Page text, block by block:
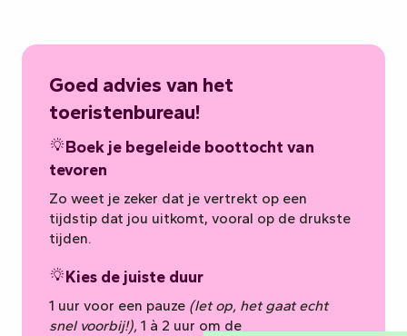
Goed advies van het
toeristenbureau!
Boek je begeleide boottocht van
tevoren
Zo weet je zeker dat je vertrekt op een
tijdstip dat jou uitkomt, vooral op de drukste
tijden.
Kies de juiste duur
1 uur voor een pauze (let op, het gaat echt
snel voorbij!), 1 à 2 uur om de